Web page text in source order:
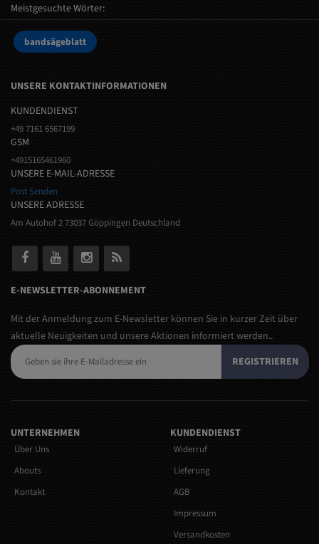
Meistgesuchte Wörter:
bandsägeblatt
UNSERE KONTAKTINFORMATIONEN
KUNDENDIENST
+49 7161 6567199
GSM
+4915165461960
UNSERE E-MAIL-ADRESSE
Post Senden
UNSERE ADRESSE
Am Autohof 2 73037 Göppingen Deutschland
E-NEWSLETTER-ABONNEMENT
Mit der Anmeldung zum E-Newsletter können Sie in kurzer Zeit über
aktuelle Neuigkeiten und unsere Aktionen informiert werden..
REGISTRIEREN
UNTERNEHMEN
Über Uns
Abouts
Kontakt
KUNDENDIENST
Widerruf
Lieferung
AGB
Impressum
Versandkosten